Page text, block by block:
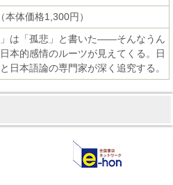
本体価格1,300円）
は「孤悲」と書いた――そんなうん
本的感情のルーツが見えてくる。日
日本語論の専門家が深く追究する。